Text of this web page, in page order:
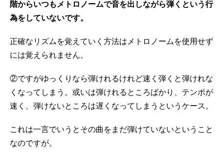
階からいつもメトロノームで音を出しながら弾くという行
為をしていないです。
正確なリズムを覚えていく方法はメトロノームを使用せず
には覚えられません。
②ですがゆっくりなら弾けれるけれど速く弾くと弾けれな
くなってしまう。或いは弾けれるところばかり、テンポが
速く、弾けないところは遅くなってしまうというケース。
これは一言でいうとその曲をまだ弾けていないということ
なのですが。